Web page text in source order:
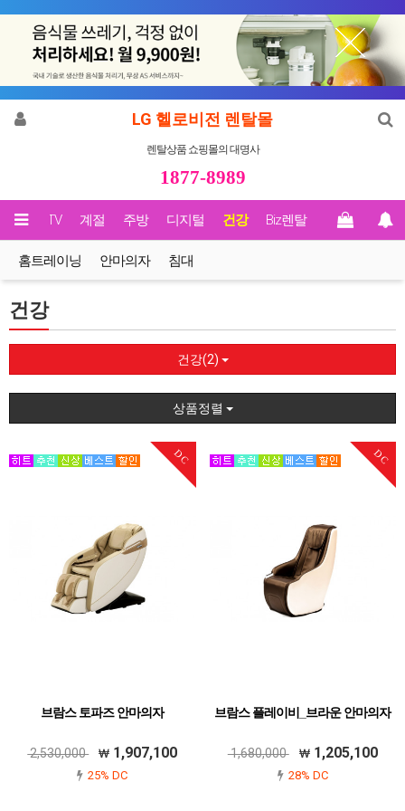
LG 헬로비전 렌탈몰
렌탈상품 쇼핑몰의 대명사
1877-8989
영상/TV 계절 주방 디지털 건강 Biz렌탈
홈트레이닝 안마의자 침대
건강
건강(2)
상품정렬
DC
브람스 토파즈 안마의자
2,530,000 1,907,100
25% DC
DC
브람스 플레이비_브라운 안마의자
1,680,000 1,205,100
28% DC